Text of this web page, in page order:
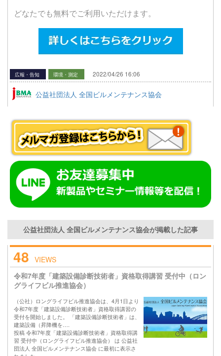
どなたでも無料でご利用いただけます。
広報・告知 環境・測定 2022/04/26 16:06
公益社団法人 全国ビルメンテナンス協会
公益社団法人 全国ビルメンテナンス協会が掲載した記事
48 VIEWS
令和7年度「建築設備診断技術者」資格取得講習 受付中（ロン
グライフビル推進協会）
（公社）ロングライフビル推進協会は、4月1日より
令和7年度「建築設備診断技術者」資格取得講習の
受付を開始しました。 「建築設備診断技術者」は、
建築設備（昇降機を….
投稿 令和7年度「建築設備診断技術者」資格取得講
習 受付中（ロングライフビル推進協会） は 公益社
団法人 全国ビルメンテナンス協会 に最初に表示さ